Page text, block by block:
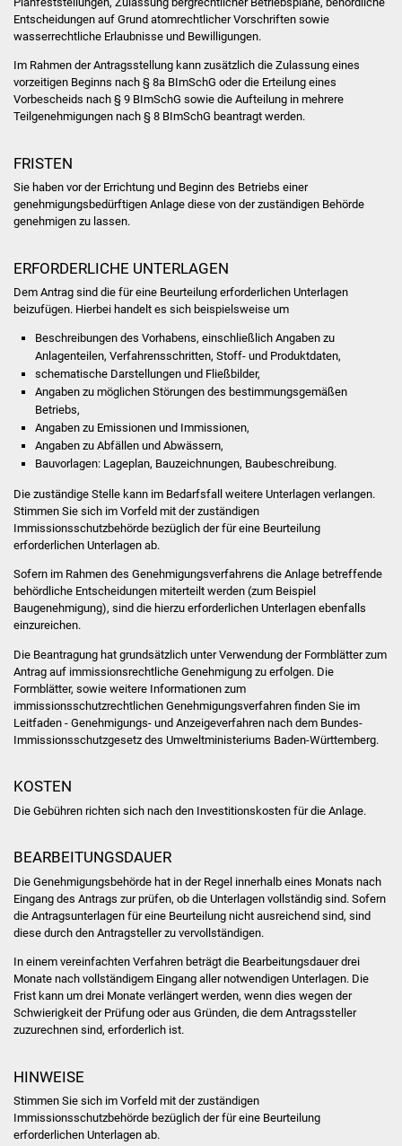
Vereine und Parteien
Selbsteintrag Vereine
Beirat Süßener Vereine
Tourismus
Route der
Industriekultur
Lebenslagen
Stadtseniorenrat
Sommerwochen für
Ältere
Pflegeheim
Familientreff
Kinder und Jugendliche
Schülerferienprogramm
Wohnen
Bauen in Süßen
Wohnimmobilien +
Baugrundstücke
Haushalt & Infos
Entscheidungen auf Grund atomrechtlicher Vorschriften sowie
wasserrechtliche Erlaubnisse und Bewilligungen.
Im Rahmen der Antragsstellung kann zusätzlich die Zulassung eines
vorzeitigen Beginns nach § 8a BImSchG oder die Erteilung eines
Vorbescheids nach § 9 BImSchG sowie die Aufteilung in mehrere
Teilgenehmigungen nach § 8 BImSchG beantragt werden.
FRISTEN
Sie habenvor derErrichtung und Beginn des Betriebs einer
genehmigungsbedürftigenAnlage diese von der zuständigen Behörde
genehmigen zu lassen.
ERFORDERLICHE UNTERLAGEN
Dem Antrag sind die für eine Beurteilung erforderlichen Unterlagen
beizufügen. Hierbei handelt es sich beispielsweise um
Beschreibungen des Vorhabens, einschließlich Angaben zu
Anlagenteilen, Verfahrensschritten, Stoff- und Produktdaten,
schematische Darstellungen und Fließbilder,
Angaben zu möglichen Störungen des bestimmungsgemäßen
Betriebs,
Angaben zu Emissionen und Immissionen,
Angaben zu Abfällen und Abwässern,
Bauvorlagen: Lageplan, Bauzeichnungen, Baubeschreibung.
Die zuständige Stelle kann im Bedarfsfall weitere Unterlagen verlangen.
Stimmen Sie sich im Vorfeld mit der zuständigen
Immissionsschutzbehörde bezüglich der für eine Beurteilung
erforderlichen Unterlagen ab.
Sofern im Rahmen des Genehmigungsverfahrens die Anlage betreffende
behördliche Entscheidungen miterteilt werden (zum Beispiel
Baugenehmigung), sind die hierzu erforderlichen Unterlagen ebenfalls
einzureichen.
Die Beantragung hat grundsätzlich unter Verwendung der Formblätter zum
Antrag auf immissionsrechtliche Genehmigung zu erfolgen. Die
Formblätter, sowie weitere Informationen zum
immissionsschutzrechtlichen Genehmigungsverfahren finden Sie im
Leitfaden - Genehmigungs- und Anzeigeverfahren nach dem Bundes-
Immissionsschutzgesetzdes Umweltministeriums Baden-Württemberg.
KOSTEN
Die Gebühren richten sich nach den Investitionskosten für die Anlage.
BEARBEITUNGSDAUER
Die Genehmigungsbehörde hat in der Regel innerhalb eines Monats nach
Eingang des Antrags zur prüfen, ob die Unterlagen vollständig sind. Sofern
die Antragsunterlagen für eine Beurteilung nicht ausreichend sind, sind
diese durch den Antragsteller zu vervollständigen.
In einem vereinfachten Verfahren beträgt dieBearbeitungsdauer drei
Monate nach vollständigem Eingang aller notwendigen Unterlagen. Die
Frist kann um drei Monate verlängert werden, wenn dies wegen der
Schwierigkeit der Prüfung oder aus Gründen, die dem Antragssteller
zuzurechnen sind, erforderlich ist.
HINWEISE
Stimmen Sie sich im Vorfeld mit der zuständigen
Immissionsschutzbehörde bezüglich der für eine Beurteilung
erforderlichen Unterlagen ab.